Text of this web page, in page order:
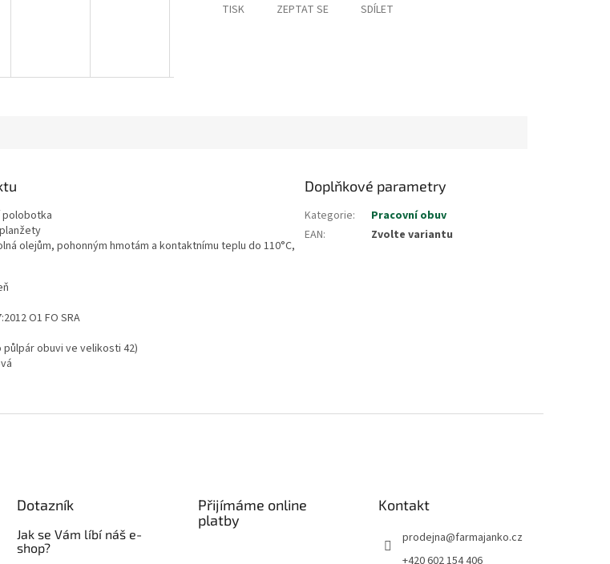
TISK ZEPTAT SE SDÍLET
olejům, pohonným hmotám a kontaktnímu teplu do 110°C,
O1 FO SRA
půlpár obuvi ve velikosti 42)
Doplňkové parametry
Kategorie:
Pracovní obuv
EAN: Zvolte variantu
Dotazník
Jak se Vám líbí náš e-
shop?
Přijímáme online
platby
Kontakt
prodejna@farmajanko.cz
+420 602 154 406